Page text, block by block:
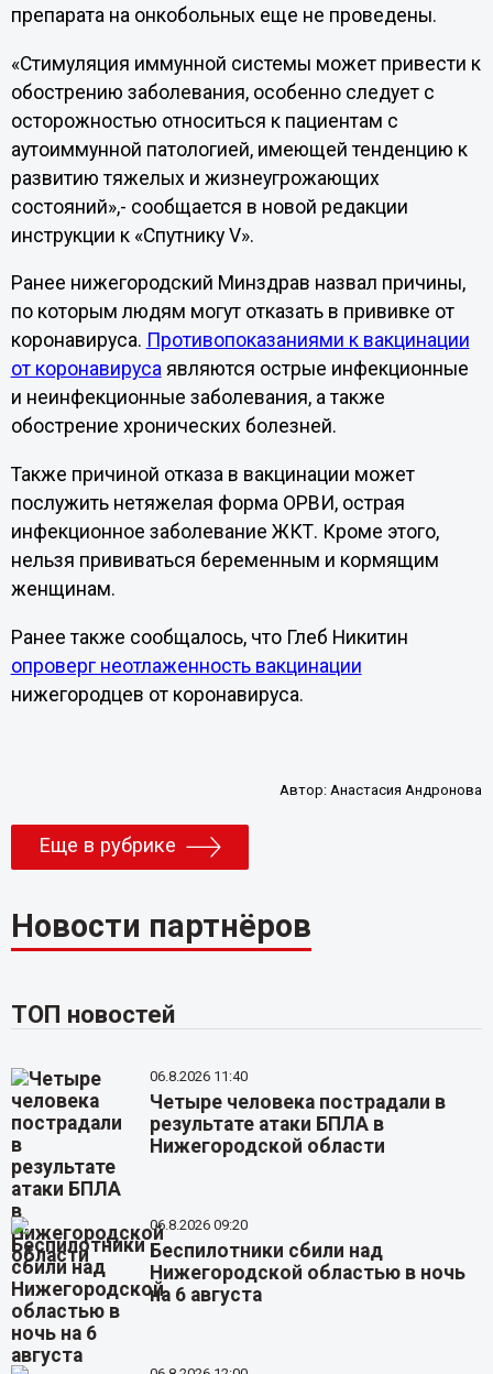
препарата на онкобольных еще не проведены.
«Стимуляция иммунной системы может привести к
обострению заболевания, особенно следует с
осторожностью относиться к пациентам с
аутоиммунной патологией, имеющей тенденцию к
развитию тяжелых и жизнеугрожающих
состояний»,- сообщается в новой редакции
инструкции к «Спутнику V».
Ранее нижегородский Минздрав назвал причины,
по которым людям могут отказать в прививке от
коронавируса. Противопоказаниями к вакцинации
от коронавирусаявляются острые инфекционные
и неинфекционные заболевания, а также
обострение хронических болезней.
Также причиной отказа в вакцинации может
послужить нетяжелая форма ОРВИ, острая
инфекционное заболевание ЖКТ. Кроме этого,
нельзя прививаться беременным и кормящим
женщинам.
Ранее также сообщалось, что Глеб Никитин
опроверг неотлаженность вакцинации
нижегородцев от коронавируса.
Автор: Анастасия Андронова
Еще в рубрике
Новости партнёров
ТОП новостей
06.8.2026 11:40
Четыре человека пострадали в
результате атаки БПЛА в
Нижегородской области
06.8.2026 09:20
Беспилотники сбили над
Нижегородской областью в ночь
на 6 августа